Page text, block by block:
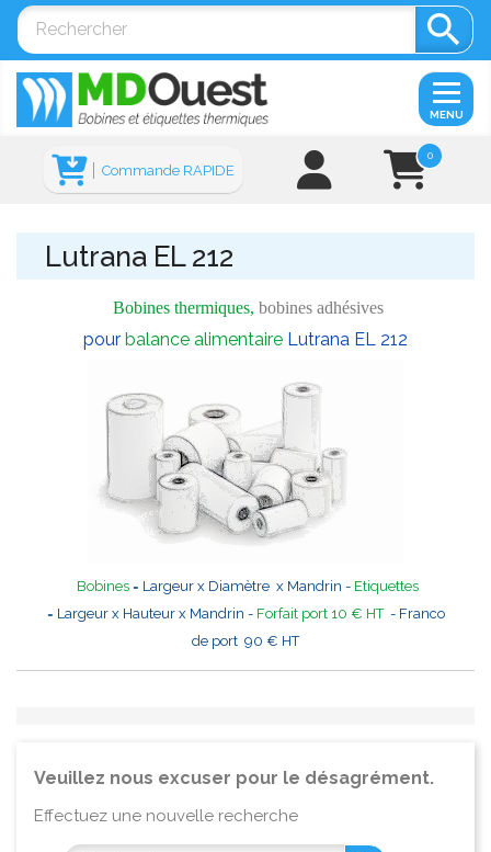

0
Commande RAPIDE
MENU
Lutrana EL 212
Bobines thermiques, bobines adhésives
pour balance alimentaire Lutrana EL 212
Bobines = Largeur x Diamètre x Mandrin - Etiquettes
= Largeur x Hauteur x Mandrin - Forfait port 10 € HT- Franco
de port 90 € HT
Veuillez nous excuser pour le désagrément.
Effectuez une nouvelle recherche